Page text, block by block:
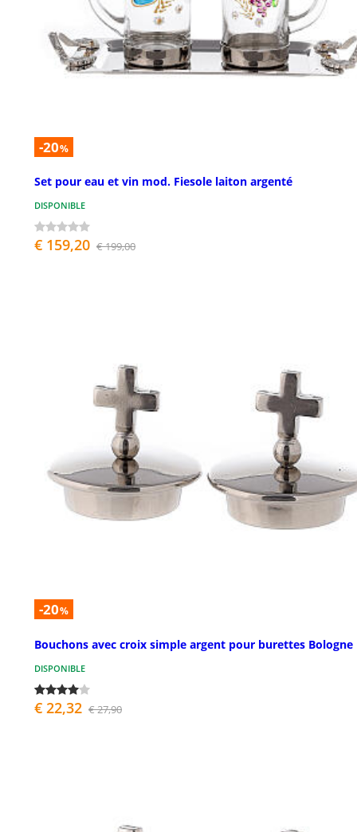
-20%
Set pour eau et vin mod. Fiesole laiton argenté
DISPONIBLE
€ 159,20 € 199,00
-20%
Bouchons avec croix simple argent pour burettes Bologne
DISPONIBLE
€ 22,32 € 27,90